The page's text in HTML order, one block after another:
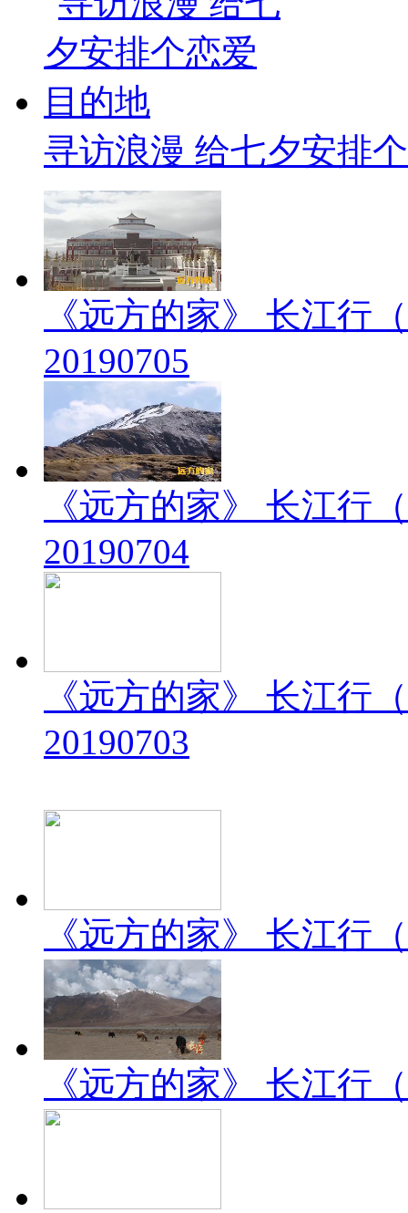
寻访浪漫 给七夕安排
《远方的家》 长江行
20190705
《远方的家》 长江行
20190704
《远方的家》 长江行
20190703
《远方的家》 长江行
《远方的家》 长江行